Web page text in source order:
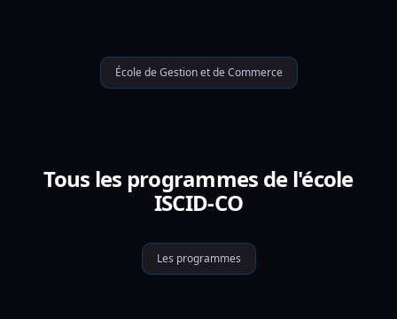
École de Gestion et de Commerce
Tous les programmes de l'école
ISCID-CO
Les programmes